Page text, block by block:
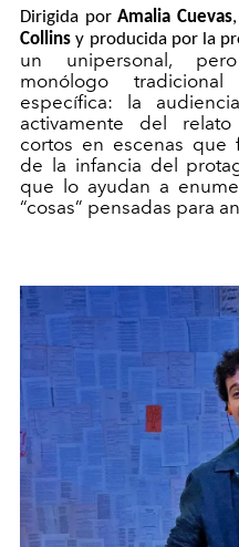
Dirigida porAmalia Cuevas
Collins y producida por la
un unipersonal,
monólogotradicional
específica: la
activamente del relato
cortos en escenas que
de la infancia del
que lo ayudan a
“cosas” pensadas para